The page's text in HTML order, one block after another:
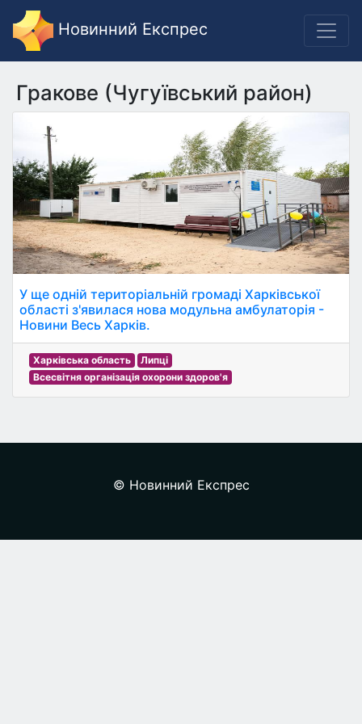
Новинний Експрес
Гракове (Чугуївський район)
У ще одній територіальній громаді Харківської
області з'явилася нова модульна амбулаторія -
Новини Весь Харків.
Харківська область
Липці
Всесвітня організація охорони здоров'я
© Новинний Експрес